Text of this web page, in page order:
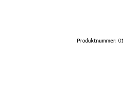
Produktnummer: